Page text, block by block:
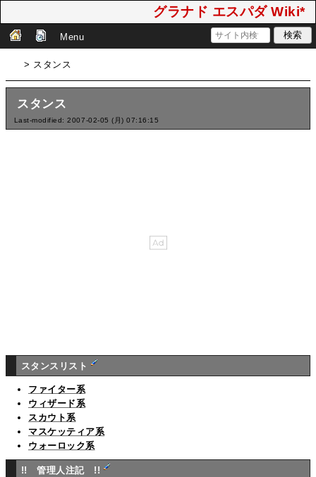
グラナド エスパダ Wiki*
Menu
> スタンス
スタンス
Last-modified: 2007-02-05 (月) 07:16:15
スタンスリスト
ファイター系
ウィザード系
スカウト系
マスケッティア系
ウォーロック系
!! 管理人注記 !!